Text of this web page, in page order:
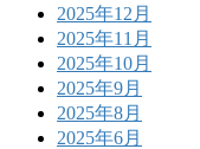
2025年12月
2025年11月
2025年10月
2025年9月
2025年8月
2025年6月